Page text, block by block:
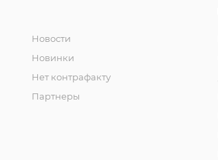
Новости
Новинки
Нет контрафакту
Партнеры